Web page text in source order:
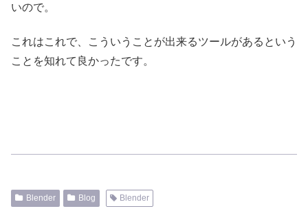
いので。
これはこれで、こういうことが出来るツールがあるという
ことを知れて良かったです。
Blender Blog Blender